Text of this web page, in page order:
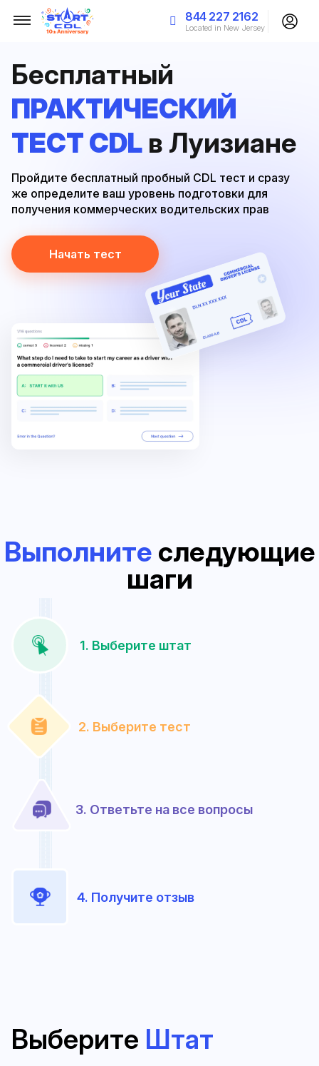
844 227 2162
Located in New Jersey
Бесплатный
ПРАКТИЧЕСКИЙ
ТЕСТ CDL в Луизиане
Пройдите бесплатный пробный CDL тест и сразу
же определите ваш уровень подготовки для
получения коммерческих водительских прав
Начать тест
Выполните следующие
шаги
1. Выберите штат
2. Выберите тест
3. Ответьте на все вопросы
4. Получите отзыв
Выберите Штат